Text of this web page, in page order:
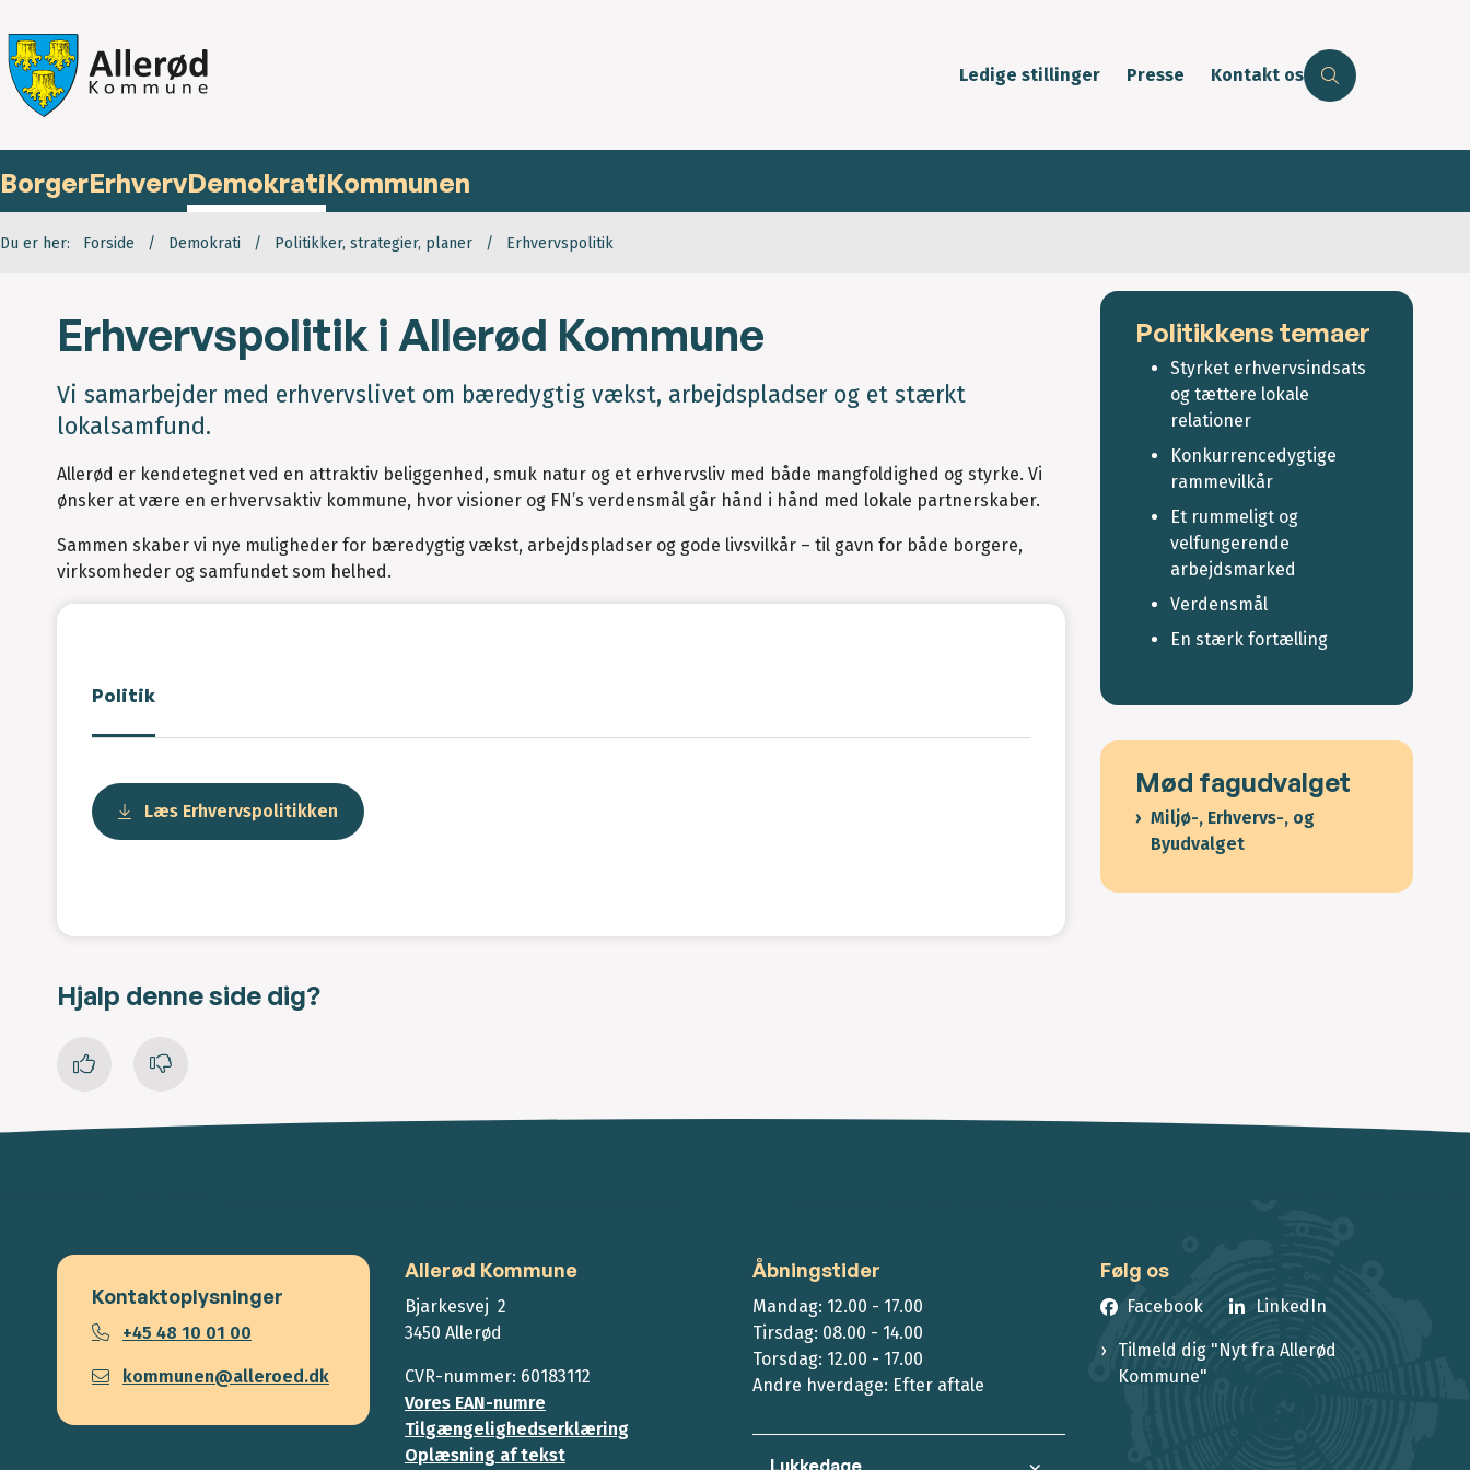
Ledige stillinger Presse Kontakt os
BorgerErhvervDemokratiKommunen
Du er her: Forside Demokrati Politikker, strategier, planer Erhvervspolitik
Erhvervspolitik i Allerød Kommune
Vi samarbejder med erhvervslivet om bæredygtig vækst, arbejdspladser og et stærkt
lokalsamfund.
Allerød er kendetegnet ved en attraktiv beliggenhed, smuk natur og et erhvervsliv med både mangfoldighed og styrke. Vi
ønsker at være en erhvervsaktiv kommune, hvor visioner og FN’s verdensmål går hånd i hånd med lokale partnerskaber.
Sammen skaber vi nye muligheder for bæredygtig vækst, arbejdspladser og gode livsvilkår – til gavn for både borgere,
virksomheder og samfundet som helhed.
Politik
Læs Erhvervspolitikken
Politikkens temaer
Styrket erhvervsindsats
og tættere lokale
relationer
Konkurrencedygtige
rammevilkår
Et rummeligt og
velfungerende
arbejdsmarked
Verdensmål
En stærk fortælling
Mød fagudvalget
Miljø-, Erhvervs-, og
Byudvalget
Hjalp denne side dig?
Kontaktoplysninger
+45 48 10 01 00
kommunen@alleroed.dk
Allerød Kommune
Bjarkesvej 2
3450 Allerød
CVR-nummer: 60183112
Vores EAN-numre
Tilgængelighedserklæring
Oplæsning af tekst
Åbningstider
Mandag: 12.00 - 17.00
Tirsdag: 08.00 - 14.00
Torsdag: 12.00 - 17.00
Andre hverdage: Efter aftale
Følg os
Facebook LinkedIn
Tilmeld dig "Nyt fra Allerød
Kommune"